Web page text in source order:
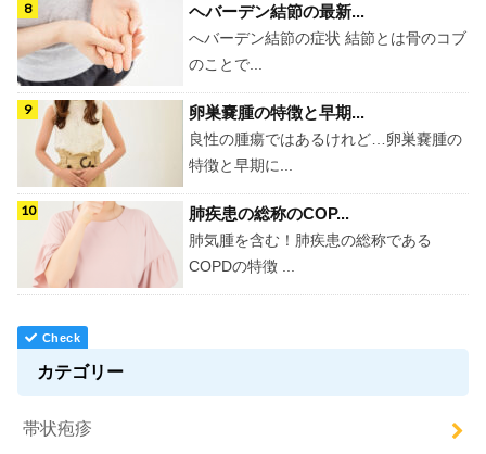
ヘバーデン結節の最新...
へバーデン結節の症状 結節とは骨のコブ
のことで...
卵巣嚢腫の特徴と早期...
良性の腫瘍ではあるけれど…卵巣嚢腫の
特徴と早期に...
肺疾患の総称のCOP...
肺気腫を含む！肺疾患の総称である
COPDの特徴 ...
カテゴリー
帯状疱疹